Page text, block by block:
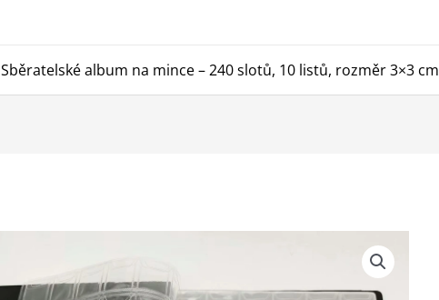
Sběratelské album na mince – 240 slotů, 10 listů, rozměr 3×3 cm